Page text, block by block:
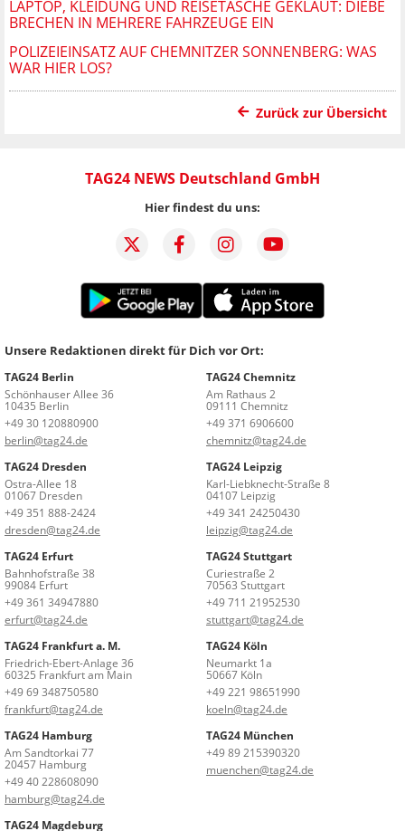
LAPTOP, KLEIDUNG UND REISETASCHE GEKLAUT: DIEBE
BRECHEN IN MEHRERE FAHRZEUGE EIN
POLIZEIEINSATZ AUF CHEMNITZER SONNENBERG: WAS
WAR HIER LOS?
Zurück zur Übersicht
TAG24 NEWS Deutschland GmbH
Hier findest du uns:
Unsere Redaktionen direkt für Dich vor Ort:
TAG24 Berlin
Schönhauser Allee 36
10435 Berlin
+49 30 120880900
berlin@tag24.de
TAG24 Chemnitz
Am Rathaus 2
09111 Chemnitz
+49 371 6906600
chemnitz@tag24.de
TAG24 Dresden
Ostra-Allee 18
01067 Dresden
+49 351 888-2424
dresden@tag24.de
TAG24 Leipzig
Karl-Liebknecht-Straße 8
04107 Leipzig
+49 341 24250430
leipzig@tag24.de
TAG24 Erfurt
Bahnhofstraße 38
99084 Erfurt
+49 361 34947880
erfurt@tag24.de
TAG24 Stuttgart
Curiestraße 2
70563 Stuttgart
+49 711 21952530
stuttgart@tag24.de
TAG24 Frankfurt a. M.
Friedrich-Ebert-Anlage 36
60325 Frankfurt am Main
+49 69 348750580
frankfurt@tag24.de
TAG24 Köln
Neumarkt 1a
50667 Köln
+49 221 98651990
koeln@tag24.de
TAG24 Hamburg
Am Sandtorkai 77
20457 Hamburg
+49 40 228608090
hamburg@tag24.de
TAG24 München
+49 89 215390320
muenchen@tag24.de
TAG24 Magdeburg